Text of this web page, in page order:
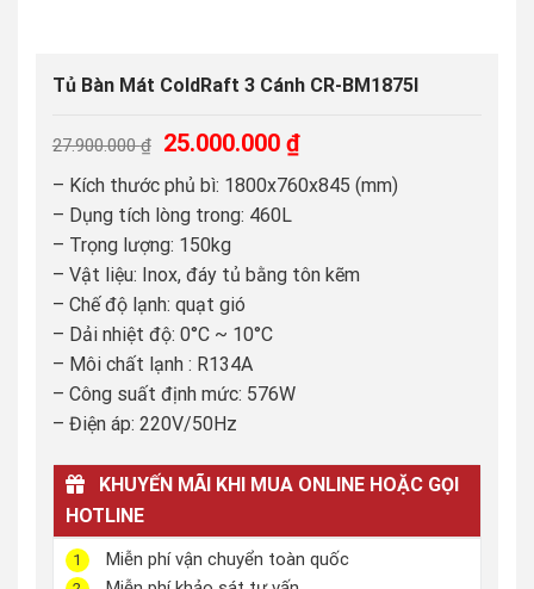
Tủ Bàn Mát ColdRaft 3 Cánh CR-BM1875I
27.900.000₫
Giá
gốc
là:
27.900.000 ₫.
25.000.000₫Giá
hiện
tại
– Kích thước phủ bì: 1800x760x845 (mm)
– Dụng tích lòng trong: 460L
– Trọng lượng: 150kg
– Vật liệu: Inox, đáy tủ bằng tôn kẽm
– Chế độ lạnh: quạt gió
– Dải nhiệt độ: 0°C ~ 10°C
– Môi chất lạnh : R134A
– Công suất định mức: 576W
– Điện áp: 220V/50Hz
KHUYẾN MÃI KHI MUA ONLINE HOẶC GỌI
HOTLINE
1 Miễn phí vận chuyển toàn quốc